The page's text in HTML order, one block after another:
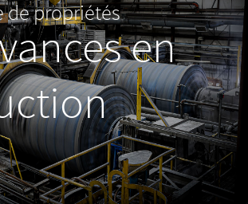
de propriétés
en